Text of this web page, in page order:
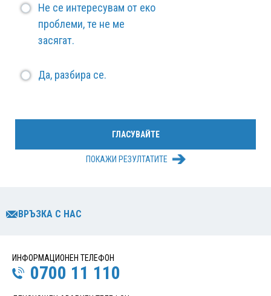
Не се интересувам от еко
проблеми, те не ме
засягат.
Да, разбира се.
ПОКАЖИ РЕЗУЛТАТИТЕ
ВРЪЗКА С НАС
ИНФОРМАЦИОНЕН ТЕЛЕФОН
0700 11 110